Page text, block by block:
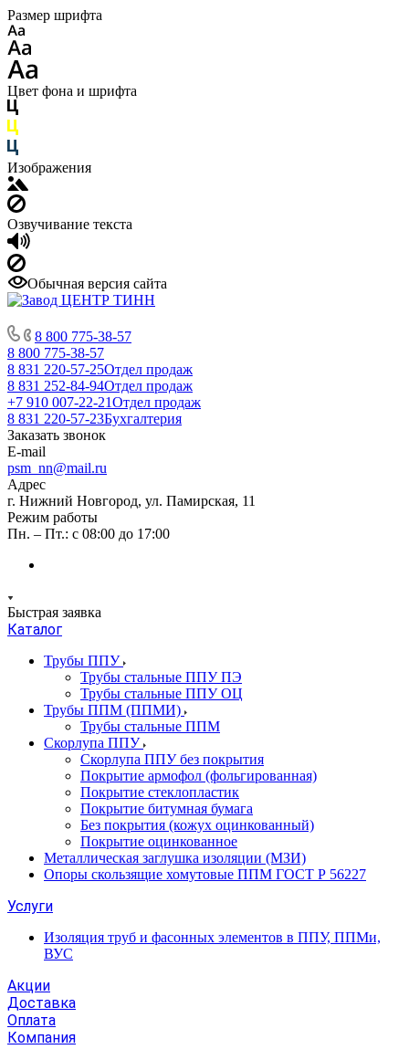
Размер шрифта
Цвет фона и шрифта
Изображения
Озвучивание текста
Обычная версия сайта
8 800 775-38-57
8 800 775-38-57
8 831 220-57-25Отдел продаж
8 831 252-84-94Отдел продаж
+7 910 007-22-21Отдел продаж
8 831 220-57-23Бухгалтерия
Заказать звонок
E-mail
psm_nn@mail.ru
Адрес
г. Нижний Новгород, ул. Памирская, 11
Режим работы
Пн. – Пт.: с 08:00 до 17:00
Быстрая заявка
Каталог
Трубы ППУ
Трубы стальные ППУ ПЭ
Трубы стальные ППУ ОЦ
Трубы ППМ (ППМИ)
Трубы стальные ППМ
Скорлупа ППУ
Скорлупа ППУ без покрытия
Покрытие армофол (фольгированная)
Покрытие стеклопластик
Покрытие битумная бумага
Без покрытия (кожух оцинкованный)
Покрытие оцинкованное
Металлическая заглушка изоляции (МЗИ)
Опоры скользящие хомутовые ППМ ГОСТ Р 56227
Услуги
Изоляция труб и фасонных элементов в ППУ, ППМи,
ВУС
Акции
Доставка
Оплата
Компания